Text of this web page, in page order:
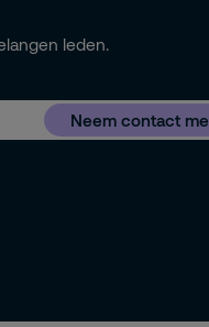
leden.
Neem contact